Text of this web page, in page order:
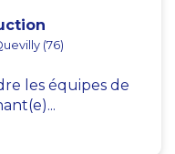
(76)
les équipes de